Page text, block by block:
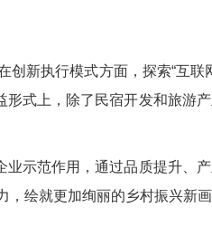
新执行模式方面，探索“互联
式上，除了民宿开发和旅游
范作用，通过品质提升、
，绘就更加绚丽的乡村振兴新画